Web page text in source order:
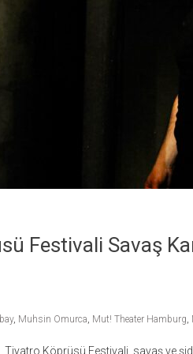
Festivali Savaş
, Muhsin Omurca, Mut! Theater Hamburg,
Köprüsü Festivali, savaş ve